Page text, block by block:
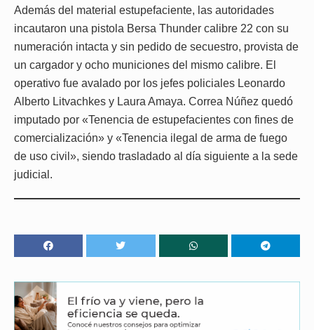
Además del material estupefaciente, las autoridades
incautaron una pistola Bersa Thunder calibre 22 con su
numeración intacta y sin pedido de secuestro, provista de
un cargador y ocho municiones del mismo calibre. El
operativo fue avalado por los jefes policiales Leonardo
Alberto Litvachkes y Laura Amaya. Correa Núñez quedó
imputado por «Tenencia de estupefacientes con fines de
comercialización» y «Tenencia ilegal de arma de fuego
de uso civil», siendo trasladado al día siguiente a la sede
judicial.